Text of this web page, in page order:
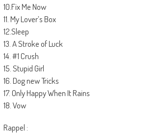
10.Fix Me Now
11. My Lover’s Box
12.Sleep
13. A Stroke of Luck
14. #1 Crush
15. Stupid Girl
16. Dog new Tricks
17. Only Happy When It Rains
18. Vow
Rappel :